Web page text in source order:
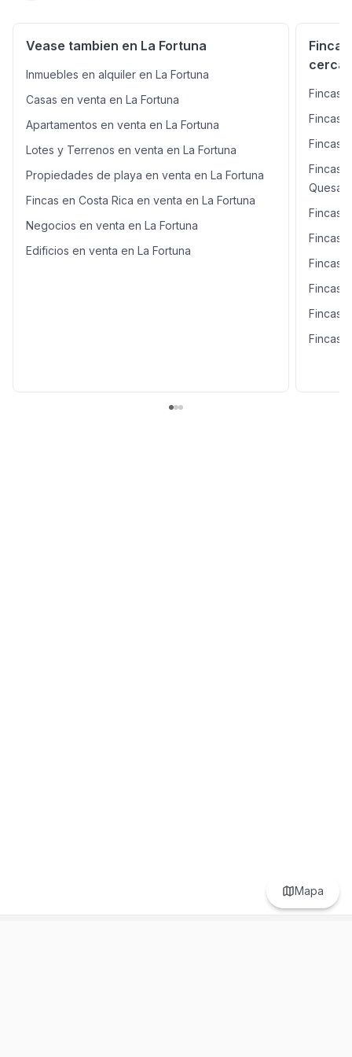
Mapa
situada a 55 minutos del centro de Ciudad Quesada y a
2.5 horas de la ciudad Capital San José. El lugar cuenta
con todos los servicios públicos, así como Instituciones
ofrecerle seguridad y tranquilidad. No deje pasar esta
oportunidad, contáctenos US Teléfono: , será un gusto
atenderlo.
Vease tambien en La Fortuna
Inmuebles en alquiler en La Fortuna
Casas en venta en La Fortuna
Apartamentos en venta en La Fortuna
Lotes y Terrenos en venta en La Fortuna
Propiedades de playa en venta en La Fortuna
Fincas en Costa Rica en venta en La Fortuna
Negocios en venta en La Fortuna
Edificios en venta en La Fortuna
Fincas
Fincas
Fincas
Fincas
Fincas
Fincas
Fincas
Fincas
Fincas
Fincas